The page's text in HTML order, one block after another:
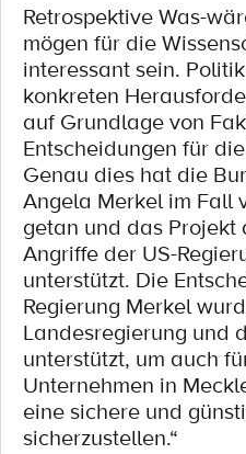
Retrospektive Was-
mögen für die
interessant sein.
konkreten
auf Grundlage von
Entscheidungen für
Genau dies hat die
Angela Merkel im Fall
getan und das Projekt
Angriffe der US-
unterstützt. Die
Regierung Merkel
Landesregierung und
unterstützt, um auch
Unternehmen in
eine sichere und
sicherzustellen.“